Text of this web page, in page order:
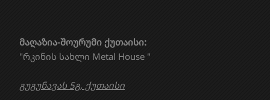
მაღაზია-შოურუმი ქუთაისი:
"რკინის სახლი Metal House "
გუგუნავას 5გ, ქუთაისი